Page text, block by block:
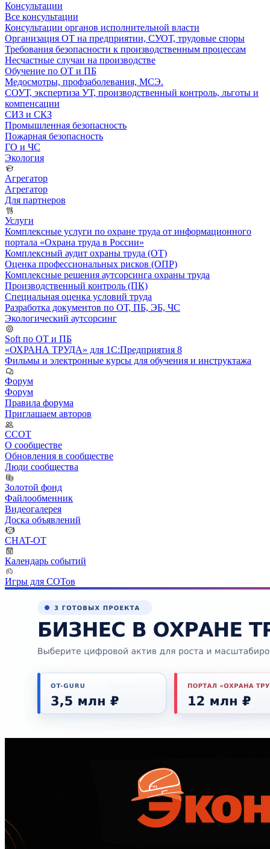
Консультации
Все консультации
Консультации органов исполнительной власти
Организация ОТ на предприятии, СУОТ, трудовые споры
Требования безопасности к производственным процессам
Несчастные случаи на производстве
Обучение по ОТ и ПБ
Медосмотры, профзаболевания, МСЭ.
СОУТ, экспертиза УТ, производственный контроль, льготы и
компенсации
СИЗ и СКЗ
Промышленная безопасность
Пожарная безопасность
ГО и ЧС
Экология
Агрегатор
Агрегатор
Для партнеров
Услуги
Комплексные услуги по охране труда от информационного
портала «Охрана труда в России»
Комплексный аудит охраны труда (ОТ)
Оценка профессиональных рисков (ОПР)
Комплексные решения аутсорсинга охраны труда
Производственный контроль (ПК)
Специальная оценка условий труда
Разработка документов по ОТ, ПБ, ЭБ, ЧС
Экологический аутсорсинг
Soft по ОТ и ПБ
«ОХРАНА ТРУДА» для 1С:Предприятия 8
Фильмы и электронные курсы для обучения и инструктажа
Форум
Форум
Правила форума
Приглашаем авторов
ССОТ
О сообществе
Обновления в сообществе
Люди сообщества
Золотой фонд
Файлообменник
Видеогалерея
Доска объявлений
CHAT-OT
Календарь событий
Игры для СОТов